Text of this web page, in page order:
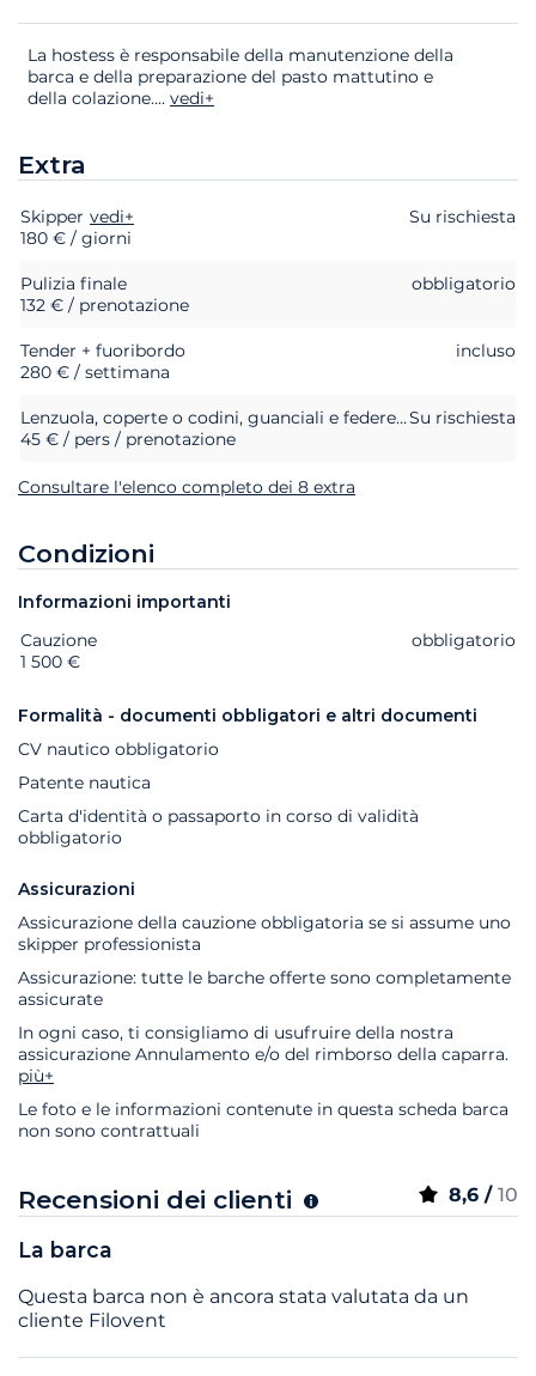
La hostess è responsabile della manutenzione della
barca e della preparazione del pasto mattutino e
della colazione.... vedi+
Extra
Extra Stato Prezzo
Skipper vedi+
Su rischiesta
180 € / giorni
Pulizia finale
obbligatorio
132 € / prenotazione
Tender + fuoribordo
incluso
280 € / settimana
Lenzuola, coperte o codini, guanciali e federe di guancialiSu rischiesta
45 € / pers / prenotazione
Consultare l'elenco completo dei 8 extra
Condizioni
Informazioni importanti
Extra Stato
Cauzione
obbligatorio
1 500 €
Formalità - documenti obbligatori e altri documenti
CV nautico obbligatorio
Patente nautica
Carta d'identità o passaporto in corso di validità
obbligatorio
Assicurazioni
Assicurazione della cauzione obbligatoria se si assume uno
skipper professionista
Assicurazione: tutte le barche offerte sono completamente
assicurate
In ogni caso, ti consigliamo di usufruire della nostra
assicurazione Annulamento e/o del rimborso della caparra.
più+
Le foto e le informazioni contenute in questa scheda barca
non sono contrattuali
Recensioni dei clienti 8,6 / 10
La barca
Questa barca non è ancora stata valutata da un
cliente Filovent